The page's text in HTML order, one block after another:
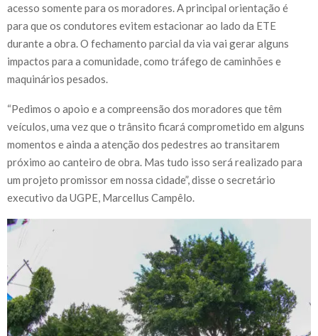
acesso somente para os moradores. A principal orientação é
para que os condutores evitem estacionar ao lado da ETE
durante a obra. O fechamento parcial da via vai gerar alguns
impactos para a comunidade, como tráfego de caminhões e
maquinários pesados.
“Pedimos o apoio e a compreensão dos moradores que têm
veículos, uma vez que o trânsito ficará comprometido em alguns
momentos e ainda a atenção dos pedestres ao transitarem
próximo ao canteiro de obra. Mas tudo isso será realizado para
um projeto promissor em nossa cidade”, disse o secretário
executivo da UGPE, Marcellus Campêlo.